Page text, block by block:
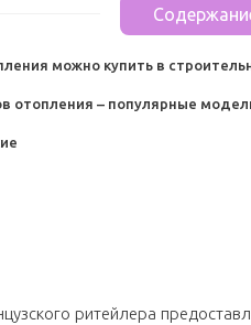
можно купить в
отопления – популярные
ритейлера